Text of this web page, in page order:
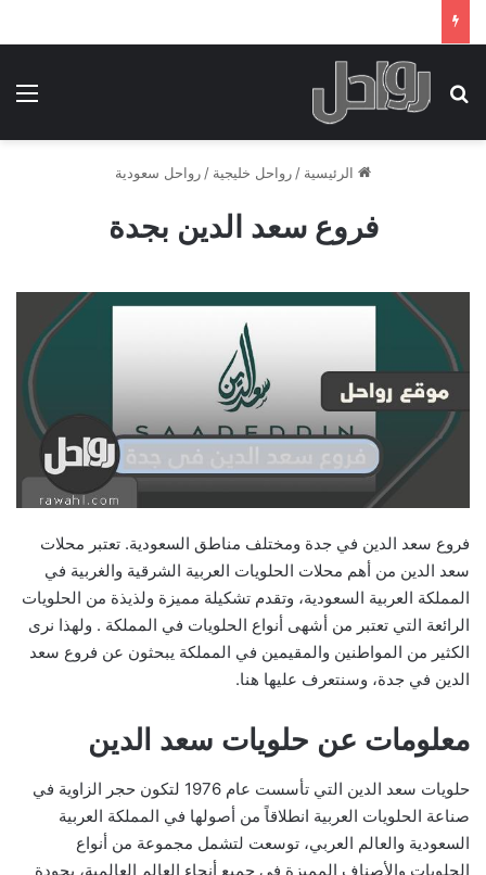
بحث عن
الرئيسية / رواحل خليجية / رواحل سعودية
فروع سعد الدين بجدة
فروع سعد الدين في جدة ومختلف مناطق السعودية. تعتبر محلات
سعد الدين من أهم محلات الحلويات العربية الشرقية والغربية في
المملكة العربية السعودية، وتقدم تشكيلة مميزة ولذيذة من الحلويات
الرائعة التي تعتبر من أشهى أنواع الحلويات في المملكة . ولهذا نرى
الكثير من المواطنين والمقيمين في المملكة يبحثون عن فروع سعد
الدين في جدة، وسنتعرف عليها هنا.
معلومات عن حلويات سعد الدين
حلويات سعد الدين التي تأسست عام 1976 لتكون حجر الزاوية في
صناعة الحلويات العربية انطلاقاً من أصولها في المملكة العربية
السعودية والعالم العربي، توسعت لتشمل مجموعة من أنواع
الحلويات والأصناف المميزة في جميع أنحاء العالم العالمية، بجودة